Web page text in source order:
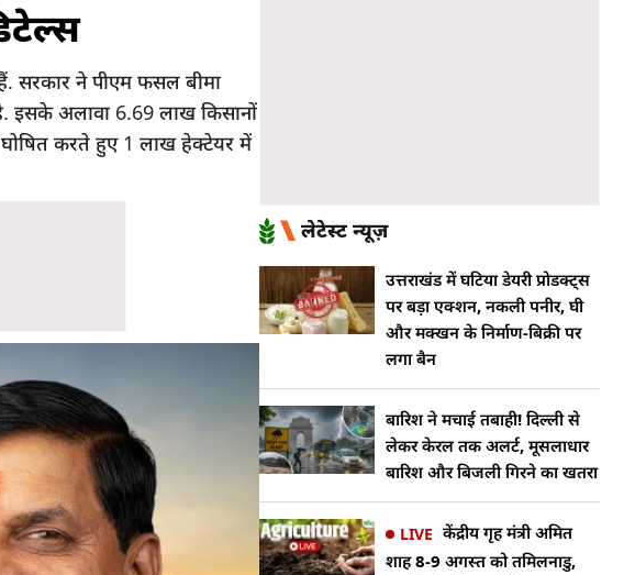
ने पीएम फसल बीमा
इसके अलावा 6.69 लाख किसानों
घोषित करते हुए 1 लाख हेक्टेयर में
लेटेस्ट न्यूज़
उत्तराखंड में घटिया डेयरी प्रोडक्ट्स
पर बड़ा एक्शन, नकली पनीर, घी
और मक्खन के निर्माण-बिक्री पर
लगा बैन
बारिश ने मचाई तबाही! दिल्ली से
लेकर केरल तक अलर्ट, मूसलाधार
बारिश और बिजली गिरने का खतरा
LIVE केंद्रीय गृह मंत्री अमित
शाह 8-9 अगस्त को तमिलनाडु,